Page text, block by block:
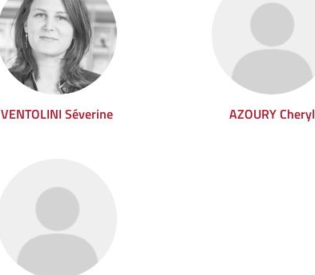
VENTOLINI Séverine AZOURY Cheryl